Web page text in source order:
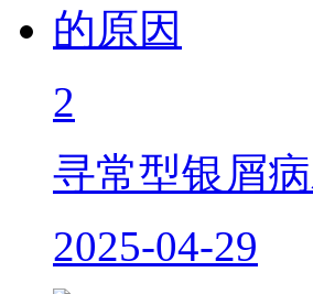
2
寻常型银屑
2025-04-29